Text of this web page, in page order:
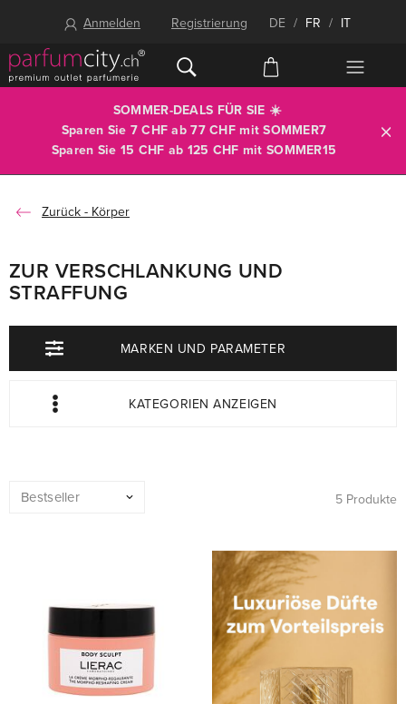
Anmelden Registrierung DE / FR / IT
SOMMER-DEALS FÜR SIE ☀️
Sparen Sie 7 CHF ab 77 CHF mitSOMMER7
Sparen Sie 15 CHF ab 125 CHF mit SOMMER15
Körper
ZUR VERSCHLANKUNG UND
STRAFFUNG
MARKEN UND PARAMETER
KATEGORIEN ANZEIGEN
5 Produkte